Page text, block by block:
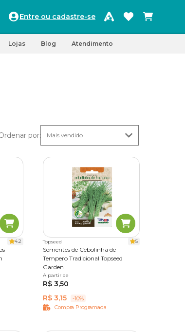
Entre ou cadastre-se
Lojas Blog Atendimento
por:
4.2 Topseed 5
Sementes de Cebolinha de
Tempero Tradicional Topseed
Garden
Único
A partir de
R$ 3,50
R$ 3,15
-10%
Compra Programada